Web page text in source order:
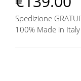
Spedizione
100% Made in Italy